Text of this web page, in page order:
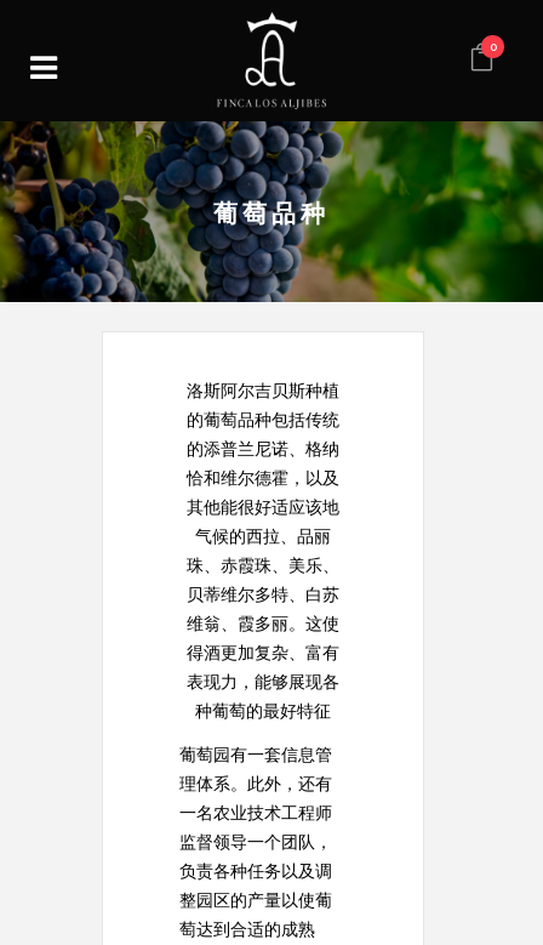
0
葡萄品种
洛斯阿尔吉贝斯种植
的葡萄品种包括传统
的添普兰尼诺、格纳
恰和维尔德霍，以及
其他能很好适应该地
气候的西拉、品丽
珠、赤霞珠、美乐、
贝蒂维尔多特、白苏
维翁、霞多丽。这使
得酒更加复杂、富有
表现力，能够展现各
种葡萄的最好特征
葡萄园有一套信息管
理体系。此外，还有
一名农业技术工程师
监督领导一个团队，
负责各种任务以及调
整园区的产量以使葡
萄达到合适的成熟